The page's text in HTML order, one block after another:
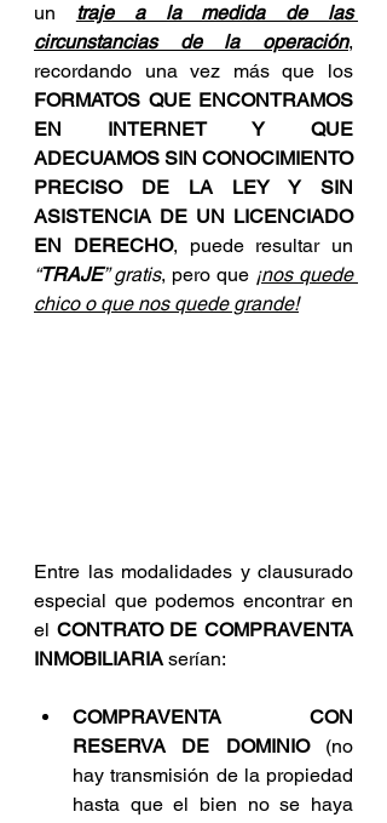
un traje a la medida de las
circunstancias de la operación,
FORMATOS QUE ENCONTRAMOS
EN INTERNET Y QUE
ADECUAMOS SIN CONOCIMIENTO
PRECISO DE LA LEY Y SIN
ASISTENCIA DE UN LICENCIADO
EN DERECHO
“TRAJE” gratis, pero que ¡nos quede
chico o que nos quede grande!
Entre las modalidades y clausurado
especial que podemos encontrar en
el CONTRATO DE COMPRAVENTA
INMOBILIARIA serían:
COMPRAVENTA CON
RESERVA DE DOMINIO (no
hay transmisión de la propiedad
hasta que el bien no se haya